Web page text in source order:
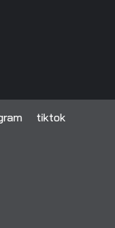
tiktok